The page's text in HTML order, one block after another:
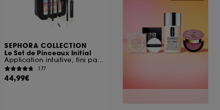
SEPHORA COLLECTION
Le Set de Pinceaux Initial
Application intuitive, fini parfait
177
44,99€